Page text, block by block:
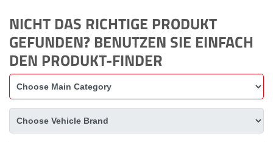
NICHT DAS RICHTIGE PRODUKT
GEFUNDEN? BENUTZEN SIE EINFACH
DEN PRODUKT-FINDER